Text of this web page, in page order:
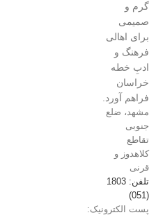
گرم و
صمیمی
برای اهالی
فرهنگ و
ادبِ خطه
خراسان
فراهم آورد.
مشهد، ضلع
جنوبی
تقاطع
کلاهدوز و
قرنی
تلفن: 1803
(051)
پست الکترونیک: